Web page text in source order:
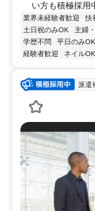
い方も積極採用
業界未経験者歓迎 扶
土日祝のみOK
主婦
学歴不問
平日のみOK
経験者歓迎
ネイルOK
派遣